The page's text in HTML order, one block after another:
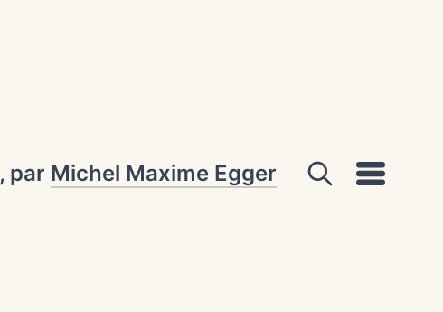
, par Michel Maxime Egger